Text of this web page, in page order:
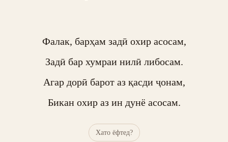
Фалак, барҳам задӣ охир асосам,
Задӣ бар хумраи нилӣ либосам.
Агар дорӣ барот аз қасди ҷонам,
Бикан охир аз ин дунё асосам.
Хато ёфтед?